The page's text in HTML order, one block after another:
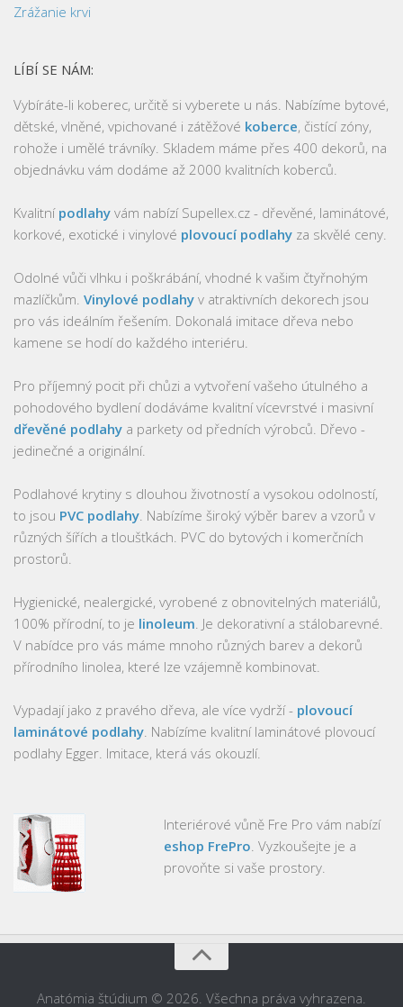
Zrážanie krvi
LÍBÍ SE NÁM:
Vybíráte-li koberec, určitě si vyberete u nás. Nabízíme bytové,
dětské, vlněné, vpichované i zátěžové koberce, čistící zóny,
rohože i umělé trávníky. Skladem máme přes 400 dekorů, na
objednávku vám dodáme až 2000 kvalitních koberců.
Kvalitní podlahy vám nabízí Supellex.cz - dřevěné, laminátové,
korkové, exotické i vinylové plovoucí podlahy za skvělé ceny.
Odolné vůči vlhku i poškrábání, vhodné k vašim čtyřnohým
mazlíčkům. Vinylové podlahy v atraktivních dekorech jsou
pro vás ideálním řešením. Dokonalá imitace dřeva nebo
kamene se hodí do každého interiéru.
Pro příjemný pocit při chůzi a vytvoření vašeho útulného a
pohodového bydlení dodáváme kvalitní vícevrstvé i masivní
dřevěné podlahy a parkety od předních výrobců. Dřevo -
jedinečné a originální.
Podlahové krytiny s dlouhou životností a vysokou odolností,
to jsou PVC podlahy . Nabízíme široký výběr barev a vzorů v
různých šířích a tloušťkách. PVC do bytových i komerčních
prostorů.
Hygienické, nealergické, vyrobené z obnovitelných materiálů,
100% přírodní, to je linoleum . Je dekorativní a stálobarevné.
V nabídce pro vás máme mnoho různých barev a dekorů
přírodního linolea, které lze vzájemně kombinovat.
Vypadají jako z pravého dřeva, ale více vydrží - plovoucí
laminátové podlahy . Nabízíme kvalitní laminátové plovoucí
podlahy Egger. Imitace, která vás okouzlí.
Interiérové vůně Fre Pro vám nabízí
eshop FrePro . Vyzkoušejte je a
provoňte si vaše prostory.
Anatómia štúdium © 2026. Všechna práva vyhrazena.